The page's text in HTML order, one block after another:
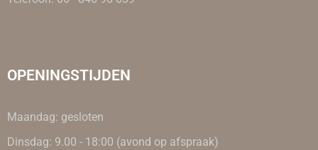
OPENINGSTIJDEN
Maandag: gesloten
Dinsdag: 9.00 - 18:00 (avond op afspraak)